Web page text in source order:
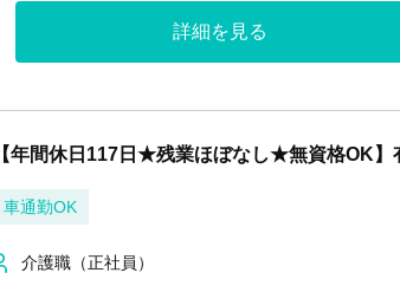
詳細を見る
【年間休日117日★残業ほぼなし★無資格OK
車通勤OK
介護職（正社員）